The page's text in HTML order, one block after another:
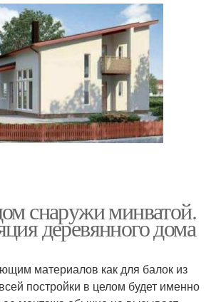
снаружи минватой.
деревянного дома
материалов как для балок из
постройки в целом будет именно